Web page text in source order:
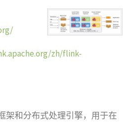
zh/flink-
架和分布式处理引擎，用于在